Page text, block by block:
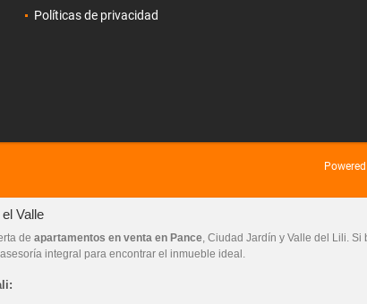
Políticas de privacidad
Valle
de apartamentos en venta en Pance, Ciudad Jardín y Valle del Lili. Si
integral para encontrar el inmueble ideal.